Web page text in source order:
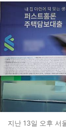
지난 13일 오후 서